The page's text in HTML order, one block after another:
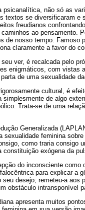
não só as
textos se diversificaram e
freudianos
ao pensamento.
de nosso tempo. Famoso
claramente a favor do
ver, é recalcada pelo
enigmáticos, com vistas
de uma sexualidade
cultural, é
de algo
Trata-se de uma
Generalizada
feminina
como traria consigo
exógena da
do inconsciente como
para explicar a
desejo; remeteu-a
obstáculo intransponível
apresenta muitos